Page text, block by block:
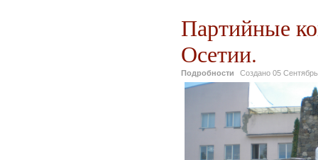
Партийные
Осетии.
Подробности Создано 05